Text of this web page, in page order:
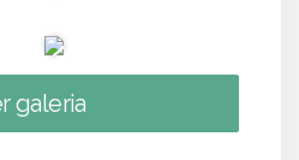
galeria